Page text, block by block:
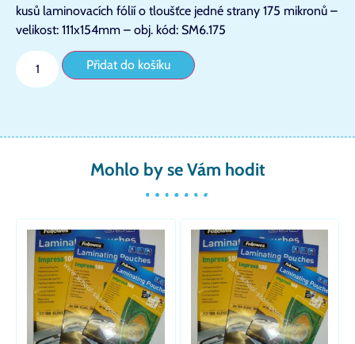
kusů laminovacích fólií o tloušťce jedné strany 175 mikronů –
velikost: 111x154mm – obj. kód: SM6.175
Přidat do košíku
Mohlo by se Vám hodit